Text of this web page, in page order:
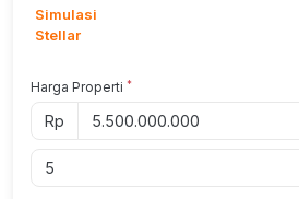
Simulasi
Stellar
Harga Properti *
Rp